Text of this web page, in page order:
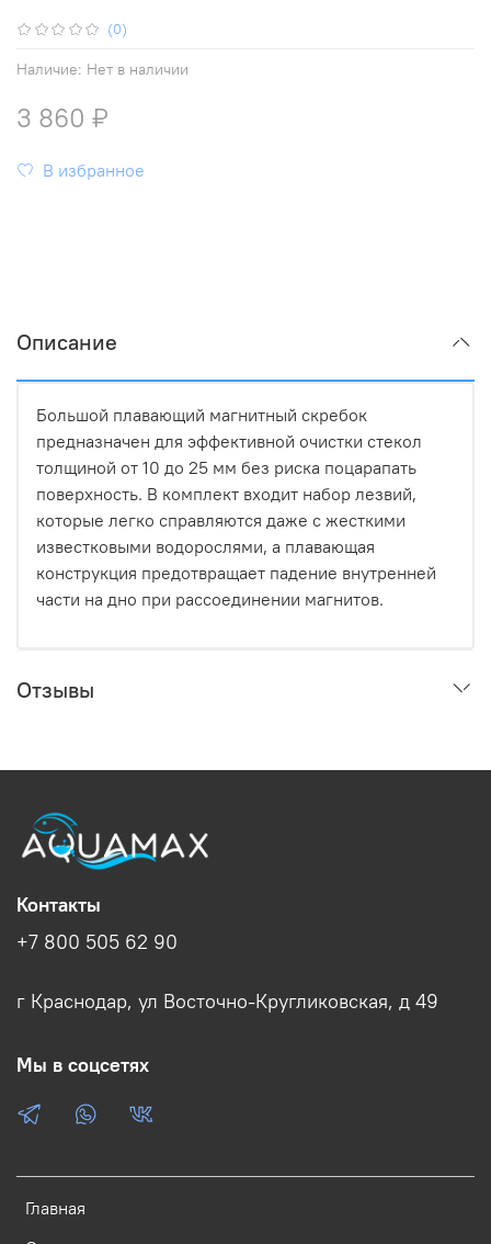
(0)
Наличие: Нет в наличии
3 860 ₽
В избранное
Описание
Большой плавающий магнитный скребок
предназначен для эффективной очистки стекол
толщиной от 10 до 25 мм без риска поцарапать
поверхность. В комплект входит набор лезвий,
которые легко справляются даже с жесткими
известковыми водорослями, а плавающая
конструкция предотвращает падение внутренней
части на дно при рассоединении магнитов.
Отзывы
Главная
Контакты
+7 800 505 62 90
г Краснодар, ул Восточно-Кругликовская, д 49
Мы в соцсетях